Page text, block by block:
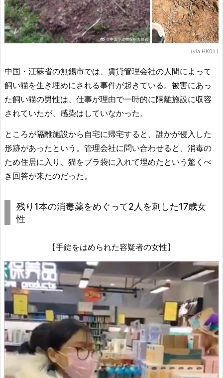
(via HK01 )
中国・江蘇省の無錫市では、賃貸管理会社の人間によって
飼い猫を生き埋めにされる事件が起きている。被害にあっ
た飼い猫の男性は、仕事が理由で一時的に隔離施設に収容
されていたが、感染はしていなかった。
ところが隔離施設から自宅に帰宅すると、誰かが侵入した
形跡があったという。管理会社に問い合わせると、消毒の
ため住居に入り、猫をプラ袋に入れて埋めたという驚くべ
き回答が来たのだった。
残り1本の消毒薬をめぐって2人を刺した17歳女
性
【手錠をはめられた容疑者の女性】